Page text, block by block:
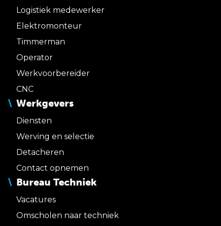
Logistiek medewerker
Elektromonteur
Timmerman
Operator
Werkvoorbereider
CNC
Werkgevers
Diensten
Werving en selectie
Detacheren
Contact opnemen
Bureau Techniek
Vacatures
Omscholen naar techniek